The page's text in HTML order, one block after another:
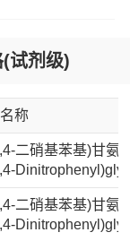
试剂级)
称
二硝基苯基)甘氨
二硝基苯基)甘氨